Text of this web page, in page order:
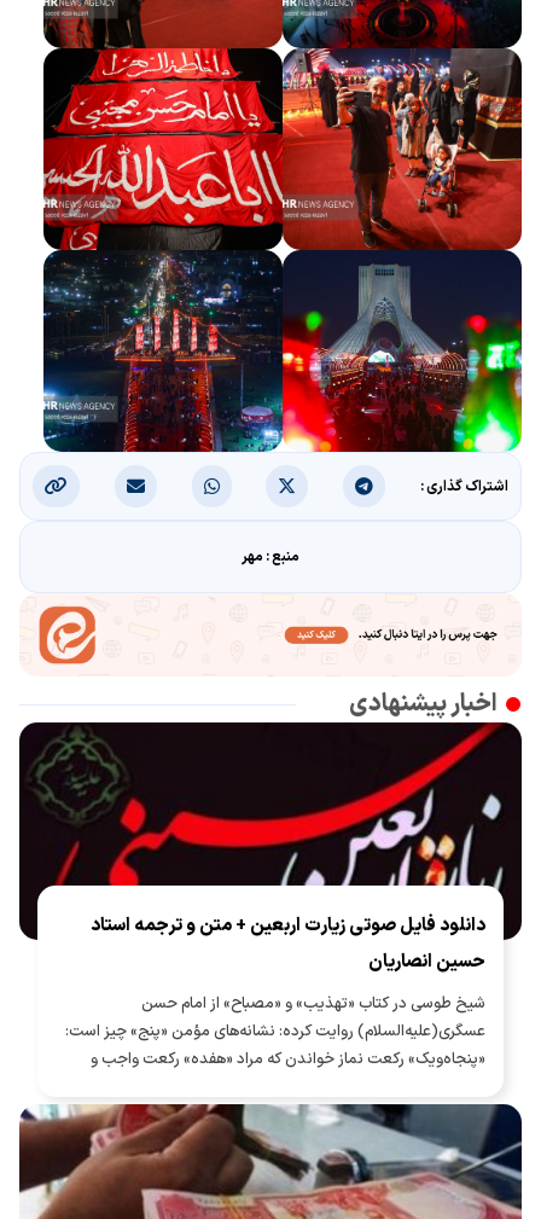
اشتراک گذاری :
منبع : مهر
اخبار پیشنهادی
دانلود فایل صوتی زیارت اربعین + متن و ترجمه استاد
حسین انصاریان
شیخ طوسی در کتاب «تهذیب» و «مصباح» از امام حسن
عسگری(علیه‌السلام) روایت کرده: نشانه‌های مؤمن «پنج» چیز است:
«پنجاه‌ویک» رکعت نماز خواندن که مراد «هفده» رکعت واجب و
اربعین و انگشتر به دست راست کردن و پیشانی را در سجده بر خاک
نهادن و بلند گفتن «بِسْمِ اللّٰهِ الرَّحْمٰنِ الرَّحیِمِ».